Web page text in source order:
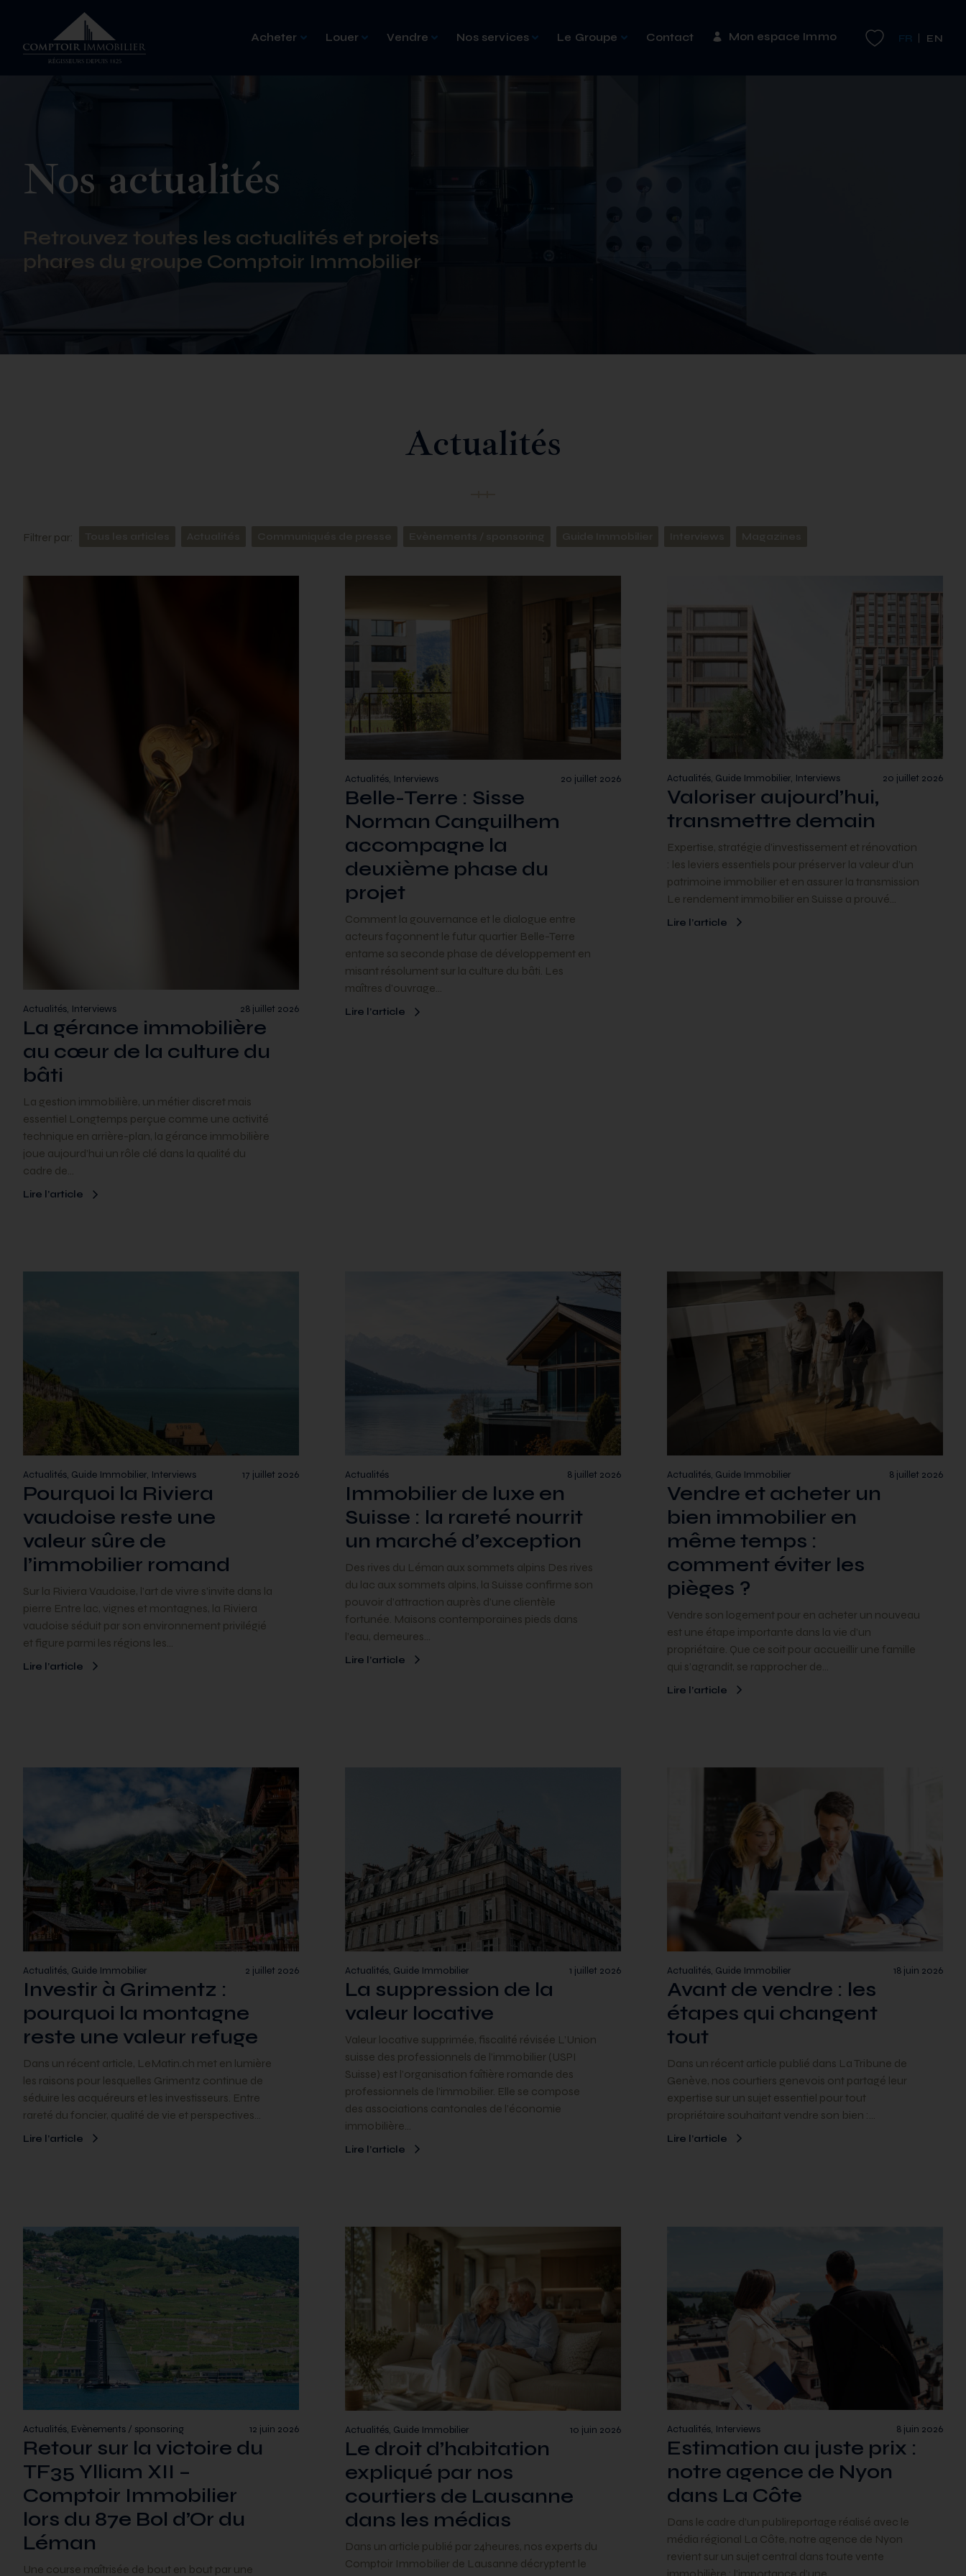
Acheter Louer Vendre Nos services Le Groupe Contact Mon espace Immo FR EN
Nos actualités
Retrouvez toutes les actualités et projets
phares du groupe Comptoir Immobilier
Actualités
Filtrer par:
28 juillet 2026
Actualités, Interviews
La gérance immobilière
au cœur de la culture du
bâti
La gestion immobilière, un métier discret mais
essentiel Longtemps perçue comme une activité
technique en arrière-plan, la gérance immobilière
joue aujourd’hui un rôle clé dans la qualité du
cadre de…
Lire l’article
20 juillet 2026
Actualités, Interviews
Belle-Terre : Sisse
Norman Canguilhem
accompagne la
deuxième phase du
projet
Comment la gouvernance et le dialogue entre
acteurs façonnent le futur quartier Belle-Terre
entame sa seconde phase de développement en
misant résolument sur la culture du bâti. Les
maîtres d’ouvrage…
Lire l’article
20 juillet 2026
Actualités, Guide Immobilier, Interviews
Valoriser aujourd’hui,
transmettre demain
Expertise, stratégie d’investissement et rénovation
: les leviers essentiels pour préserver la valeur d’un
patrimoine immobilier et en assurer la transmission
Le rendement immobilier en Suisse a prouvé…
Lire l’article
17 juillet 2026
Actualités, Guide Immobilier, Interviews
Pourquoi la Riviera
vaudoise reste une
valeur sûre de
l’immobilier romand
Sur la Riviera Vaudoise, l’art de vivre s’invite dans la
pierre Entre lac, vignes et montagnes, la Riviera
vaudoise séduit par son environnement privilégié
et figure parmi les régions les…
Lire l’article
8 juillet 2026
Actualités
Immobilier de luxe en
Suisse : la rareté nourrit
un marché d’exception
Des rives du Léman aux sommets alpins Des rives
du lac aux sommets alpins, la Suisse confirme son
pouvoir d’attraction auprès d’une clientèle
fortunée. Maisons contemporaines pieds dans
l’eau, demeures…
Lire l’article
8 juillet 2026
Actualités, Guide Immobilier
Vendre et acheter un
bien immobilier en
même temps :
comment éviter les
pièges ?
Vendre son logement pour en acheter un nouveau
est une étape importante dans la vie d’un
propriétaire. Que ce soit pour accueillir une famille
qui s’agrandit, se rapprocher de…
Lire l’article
2 juillet 2026
Actualités, Guide Immobilier
Investir à Grimentz :
pourquoi la montagne
reste une valeur refuge
Dans un récent article, LeMatin.ch met en lumière
les raisons pour lesquelles Grimentz continue de
séduire les acquéreurs et les investisseurs. Entre
rareté du foncier, qualité de vie et perspectives…
Lire l’article
1 juillet 2026
Actualités, Guide Immobilier
La suppression de la
valeur locative
Valeur locative supprimée, fiscalité révisée L’Union
suisse des professionnels de l’immobilier (USPI
Suisse) est l’organisation faîtière romande des
professionnels de l’immobilier. Elle se compose
des associations cantonales de l’économie
immobilière…
Lire l’article
18 juin 2026
Actualités, Guide Immobilier
Avant de vendre : les
étapes qui changent
tout
Dans un récent article publié dans La Tribune de
Genève, nos courtiers genevois ont partagé leur
expertise sur un sujet essentiel pour tout
propriétaire souhaitant vendre son bien :…
Lire l’article
12 juin 2026
Actualités, Evènements / sponsoring
Retour sur la victoire du
TF35 Ylliam XII –
Comptoir Immobilier
lors du 87e Bol d’Or du
Léman
Une course maîtrisée de bout en bout par une
10 juin 2026
Actualités, Guide Immobilier
Le droit d’habitation
expliqué par nos
courtiers de Lausanne
dans les médias
Dans un article publié par 24heures, nos experts du
Comptoir Immobilier de Lausanne décryptent le
8 juin 2026
Actualités, Interviews
Estimation au juste prix :
notre agence de Nyon
dans La Côte
Dans le cadre d’un publireportage réalisé avec le
média régional La Côte, notre agence de Nyon
revient sur un sujet central dans toute vente